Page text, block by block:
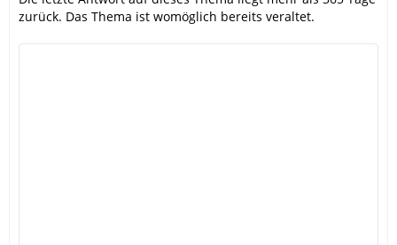
zurück. Das Thema ist womöglich bereits veraltet.